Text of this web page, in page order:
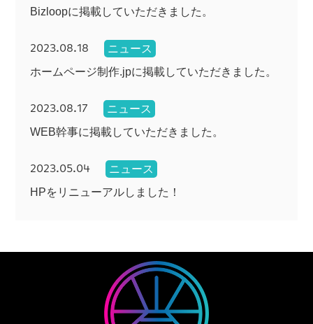
Bizloopに掲載していただきました。
2023.08.18
ニュース
ホームページ制作.jpに掲載していただきました。
2023.08.17
ニュース
WEB幹事に掲載していただきました。
2023.05.04
ニュース
HPをリニューアルしました！